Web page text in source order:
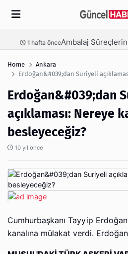
Home
Ankara
Erdoğan&#039;dan Suriyeli
Erdoğan&#039;dan
açıklaması: Nereye
besleyeceğiz?
10 yıl önce
Cumhurbaşkanı Tayyip
kanalına mülakat verdi.